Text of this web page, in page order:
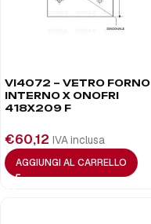
VI4072 – VETRO FORNO
INTERNO X ONOFRI
418X209 F
€60,12 IVA inclusa
AGGIUNGI AL CARRELLO